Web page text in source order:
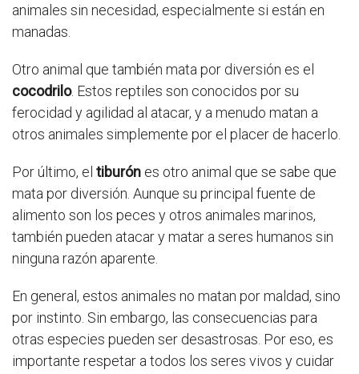
animales sin necesidad, especialmente si están en
manadas.
Otro animal que también mata por diversión es el
cocodrilo. Estos reptiles son conocidos por su
ferocidad y agilidad al atacar, y a menudo matan a
otros animales simplemente por el placer de hacerlo.
Por último, el tiburón es otro animal que se sabe que
mata por diversión. Aunque su principal fuente de
alimento son los peces y otros animales marinos,
también pueden atacar y matar a seres humanos sin
ninguna razón aparente.
En general, estos animales no matan por maldad, sino
por instinto. Sin embargo, las consecuencias para
otras especies pueden ser desastrosas. Por eso, es
importante respetar a todos los seres vivos y cuidar